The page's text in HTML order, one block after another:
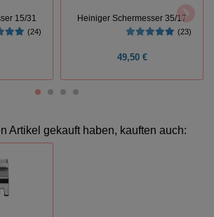
15/31
(24)
Heiniger Schermesser 35/17
(23)
49,50 €
Artikel gekauft haben, kauften auch: